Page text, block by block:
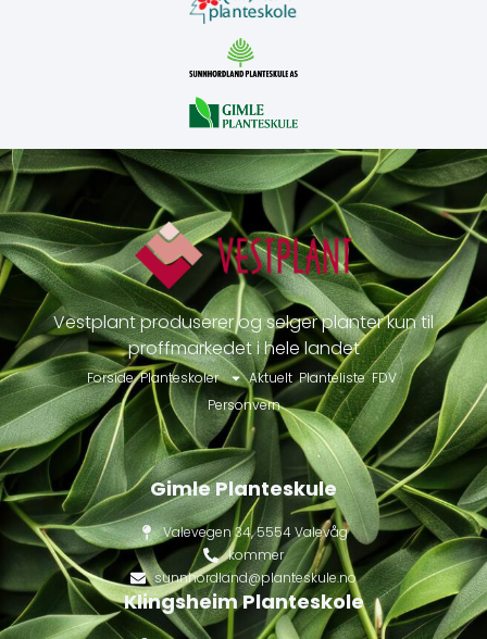
Vestplant produserer og selger planter kun til
proffmarkedet i hele landet
Forside Planteskoler Aktuelt Planteliste FDV
Personvern
Gimle Planteskule
Valevegen 34, 5554 Valevåg
kommer
sunnhordland@planteskule.no
Klingsheim Planteskole